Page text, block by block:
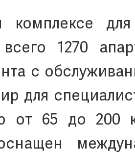
для
1270
с
для
от 65 до 200